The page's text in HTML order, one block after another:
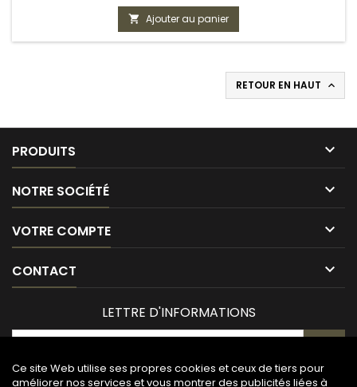
 Ajouter au panier
RETOUR EN HAUT 
PRODUITS 
NOTRE SOCIÉTÉ 
VOTRE COMPTE 
CONTACT 
Ce site Web utilise ses propres cookies et ceux de tiers pour
améliorer nos services et vous montrer des publicités liées à
LETTRE D'INFORMATIONS